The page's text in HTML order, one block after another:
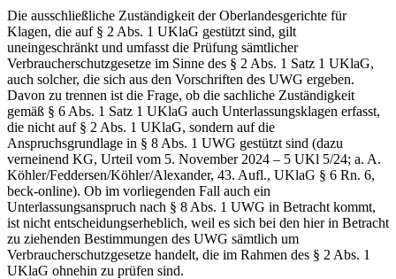
Die ausschließliche Zuständigkeit der Oberlandesgerichte für
Klagen, die auf § 2 Abs. 1 UKlaG gestützt sind, gilt
uneingeschränkt und umfasst die Prüfung sämtlicher
Verbraucherschutzgesetze im Sinne des § 2 Abs. 1 Satz 1 UKlaG,
auch solcher, die sich aus den Vorschriften des UWG ergeben.
Davon zu trennen ist die Frage, ob die sachliche Zuständigkeit
gemäß § 6 Abs. 1 Satz 1 UKlaG auch Unterlassungsklagen erfasst,
die nicht auf § 2 Abs. 1 UKlaG, sondern auf die
Anspruchsgrundlage in § 8 Abs. 1 UWG gestützt sind (dazu
verneinend KG, Urteil vom 5. November 2024 – 5 UKl 5/24; a. A.
Köhler/Feddersen/Köhler/Alexander, 43. Aufl., UKlaG § 6 Rn. 6,
beck-online). Ob im vorliegenden Fall auch ein
Unterlassungsanspruch nach § 8 Abs. 1 UWG in Betracht kommt,
ist nicht entscheidungserheblich, weil es sich bei den hier in Betracht
zu ziehenden Bestimmungen des UWG sämtlich um
Verbraucherschutzgesetze handelt, die im Rahmen des § 2 Abs. 1
UKlaG ohnehin zu prüfen sind.